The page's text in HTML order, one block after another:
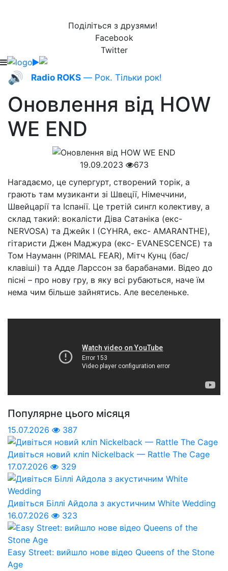
Поділіться з друзями!
Facebook
Twitter
🔊 Radio ROKS — Рок. Тільки рок!
Оновлення від HOW
WE END
19.09.2023
673
Нагадаємо, це супергурт, створений торік, а
грають там музиканти зі Швеції, Німеччини,
Швейцарії та Іспанії. Це третій сингл колективу, а
склад такий: вокалісти Діва Сатаніка (екс-
NERVOSA) та Джейк І (CYHRA, екс- AMARANTHE),
гітаристи Джен Маджура (екс- EVANESCENCE) та
Том Науманн (PRIMAL FEAR), Мітч Кунц (бас/
клавіші) та Адде Ларссон за барабанами. Відео до
пісні – про нову гру, в яку всі рубаються, наче їм
нема чим більше зайнятись. Але веселеньке.
Популярне цього місяця
15.07.2026 387
Дивіться новий кліп Nickelback — Rattle The Cage
17.07.2026
329
Дивіться Біллі Айдола з акустичним White Wedding
16.07.2026
323
Easy Street: вийшло нове відео Queens of the Stone
Age